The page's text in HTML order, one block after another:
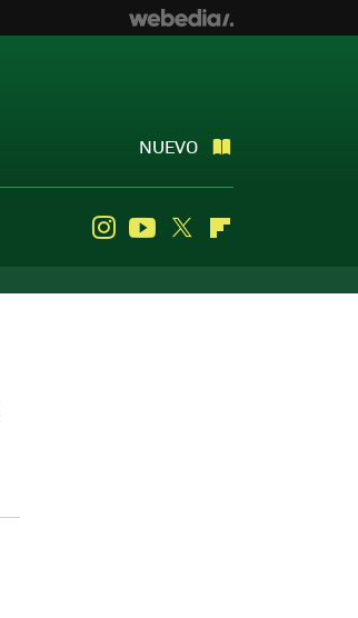
NUEVO
InstagramYoutube
Twitter